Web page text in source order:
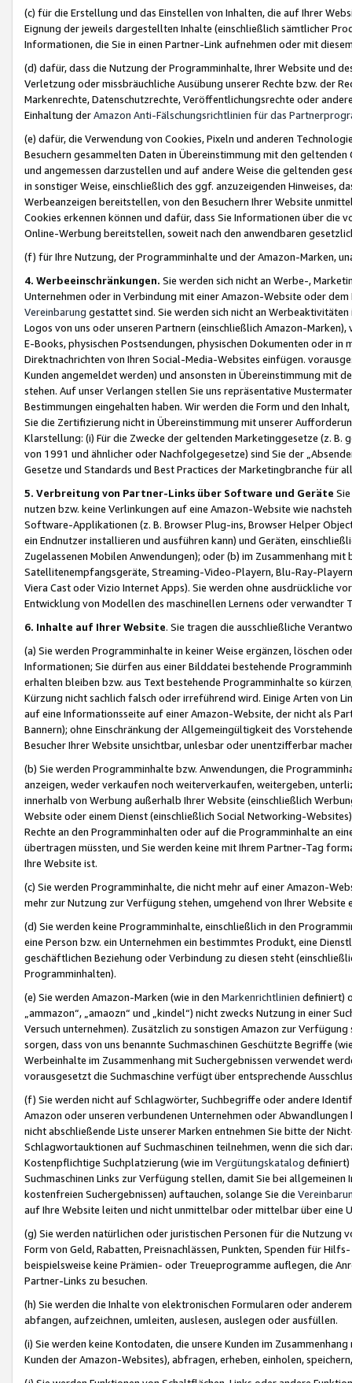
(c) für die Erstellung und das Einstellen von Inhalten, die auf Ihrer
Eignung der jeweils dargestellten Inhalte (einschließlich sämtlicher
Informationen, die Sie in einen Partner-Link aufnehmen oder mit
(d) dafür, dass die Nutzung der Programminhalte, Ihrer Website und
Verletzung oder missbräuchliche Ausübung unserer Rechte bzw. der
Markenrechte, Datenschutzrechte, Veröffentlichungsrechte oder
Einhaltung derAmazon Anti-Fälschungsrichtlinien für das
(e) dafür, die Verwendung von Cookies, Pixeln und anderen
Besuchern gesammelten Daten in Übereinstimmung mit den
und angemessen darzustellen und auf andere Weise die geltenden
in sonstiger Weise, einschließlich des ggf. anzuzeigenden Hinweises,
Werbeanzeigen bereitstellen, von den Besuchern Ihrer Website
Cookies erkennen können und dafür, dass Sie Informationen über die
Online-Werbung bereitstellen, soweit nach den anwendbaren
(f) für Ihre Nutzung, der Programminhalte und der Amazon-Marken,
4. Werbeeinschränkungen. Sie werden sich nicht an Werbe-,
Unternehmen oder in Verbindung mit einer Amazon-Website oder
Vereinbarung gestattet sind. Sie werden sich nicht an
Logos von uns oder unseren Partnern (einschließlich Amazon-
E-Books, physischen Postsendungen, physischen Dokumenten oder in
Direktnachrichten von Ihren Social-Media-Websites einfügen.
Kunden angemeldet werden) und ansonsten in Übereinstimmung mit
stehen. Auf unser Verlangen stellen Sie uns repräsentative
Bestimmungen eingehalten haben. Wir werden die Form und den
Sie die Zertifizierung nicht in Übereinstimmung mit unserer
Klarstellung: (i) Für die Zwecke der geltenden Marketinggesetze (z. B.
von 1991 und ähnlicher oder Nachfolgegesetze) sind Sie der
Gesetze und Standards und Best Practices der Marketingbranche für
5. Verbreitung von Partner-Links über Software und Geräte
nutzen bzw. keine Verlinkungen auf eine Amazon-Website wie
Software-Applikationen (z. B. Browser Plug-ins, Browser Helper
ein Endnutzer installieren und ausführen kann) und Geräten,
Zugelassenen Mobilen Anwendungen); oder (b) im Zusammenhang
Satellitenempfangsgeräte, Streaming-Video-Playern, Blu-Ray-
Viera Cast oder Vizio Internet Apps). Sie werden ohne ausdrückliche
Entwicklung von Modellen des maschinellen Lernens oder
6. Inhalte auf Ihrer Website. Sie tragen die ausschließliche
(a) Sie werden Programminhalte in keiner Weise ergänzen, löschen
Informationen; Sie dürfen aus einer Bilddatei bestehende
erhalten bleiben bzw. aus Text bestehende Programminhalte so
Kürzung nicht sachlich falsch oder irreführend wird. Einige Arten von
auf eine Informationsseite auf einer Amazon-Website, der nicht als
Bannern); ohne Einschränkung der Allgemeingültigkeit des
Besucher Ihrer Website unsichtbar, unlesbar oder unentzifferbar
(b) Sie werden Programminhalte bzw. Anwendungen, die
anzeigen, weder verkaufen noch weiterverkaufen, weitergeben,
innerhalb von Werbung außerhalb Ihrer Website (einschließlich
Website oder einem Dienst (einschließlich Social Networking-
Rechte an den Programminhalten oder auf die Programminhalte an
übertragen müssten, und Sie werden keine mit Ihrem Partner-Tag
Ihre Website ist.
(c) Sie werden Programminhalte, die nicht mehr auf einer Amazon-
mehr zur Nutzung zur Verfügung stehen, umgehend von Ihrer
(d) Sie werden keine Programminhalte, einschließlich in den
eine Person bzw. ein Unternehmen ein bestimmtes Produkt, eine
geschäftlichen Beziehung oder Verbindung zu diesen steht
Programminhalten).
(e) Sie werden Amazon-Marken (wie in den Markenrichtlinien definiert)
„ammazon“, „amaozn“ und „kindel“) nicht zwecks Nutzung in einer
Versuch unternehmen). Zusätzlich zu sonstigen Amazon zur
sorgen, dass von uns benannte Suchmaschinen Geschützte Begriffe
Werbeinhalte im Zusammenhang mit Suchergebnissen verwendet
vorausgesetzt die Suchmaschine verfügt über entsprechende
(f) Sie werden nicht auf Schlagwörter, Suchbegriffe oder andere
Amazon oder unseren verbundenen Unternehmen oder
nicht abschließende Liste unserer Marken entnehmen Sie bitte der
Schlagwortauktionen auf Suchmaschinen teilnehmen, wenn die sich
Kostenpflichtige Suchplatzierung (wie im Vergütungskatalog definiert)
Suchmaschinen Links zur Verfügung stellen, damit Sie bei
kostenfreien Suchergebnissen) auftauchen, solange Sie die
auf Ihre Website leiten und nicht unmittelbar oder mittelbar über eine
(g) Sie werden natürlichen oder juristischen Personen für die Nutzung
Form von Geld, Rabatten, Preisnachlässen, Punkten, Spenden für
beispielsweise keine Prämien- oder Treueprogramme auflegen, die
Partner-Links zu besuchen.
(h) Sie werden die Inhalte von elektronischen Formularen oder
abfangen, aufzeichnen, umleiten, auslesen, auslegen oder ausfüllen.
(i) Sie werden keine Kontodaten, die unsere Kunden im
Kunden der Amazon-Websites), abfragen, erheben, einholen,